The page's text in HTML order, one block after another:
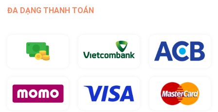
ĐA DẠNG THANH TOÁN